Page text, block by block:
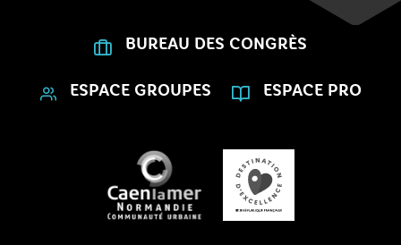
BUREAU DES CONGRÈS
ESPACE GROUPES ESPACE PRO